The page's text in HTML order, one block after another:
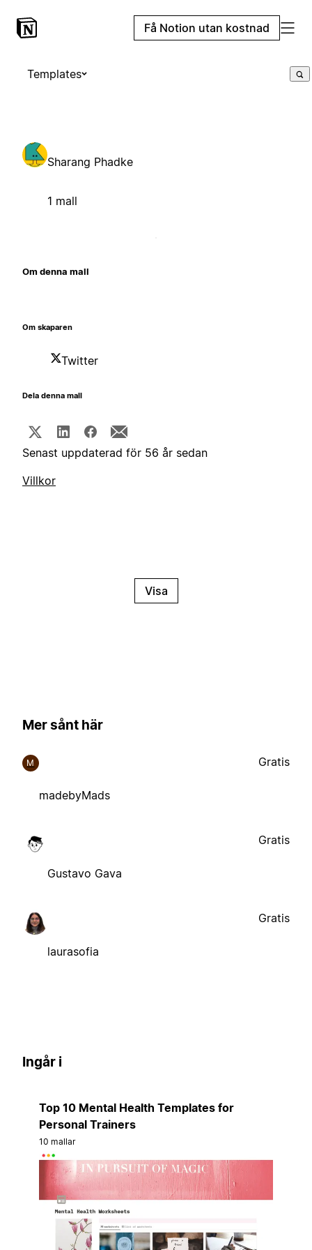
Få Notion utan kostnad
Templates
Sharang Phadke
1 mall
Om denna mall
Om skaparen
Twitter
Dela denna mall
Senast uppdaterad för 56 år sedan
Villkor
Visa
Mer sånt här
M
madebyMads
Gratis
Gustavo Gava
Gratis
laurasofia
Gratis
Ingår i
Top 10 Mental Health Templates for
Personal Trainers
10 mallar